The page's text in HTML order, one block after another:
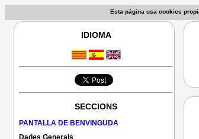
Esta página usa cookies
IDIOMA
SECCIONS
PANTALLA DE BENVINGUDA
Dades Generals